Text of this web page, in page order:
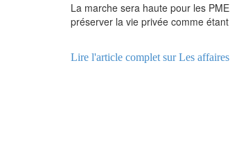
La marche sera haute pour les
préserver la vie privée comme
Lire l'article complet sur Les